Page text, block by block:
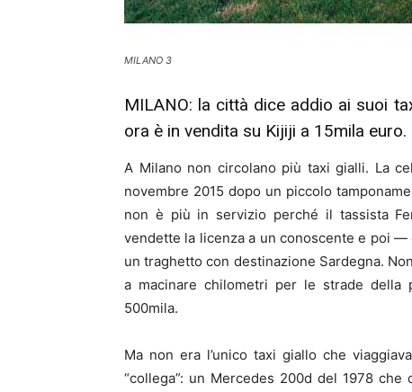
MILANO 3
MILANO: la città dice addio ai suoi
ora è in vendita su Kijiji a 15mila euro.
A Milano non circolano più taxi gialli. La
novembre 2015 dopo un piccolo
non è più in servizio perché il tassista
vendette la licenza a un conoscente e poi —
un traghetto con destinazione Sardegna.
a macinare chilometri per le strade della
500mila.
Ma non era l’unico taxi giallo che
“collega”: un Mercedes 200d del 1978